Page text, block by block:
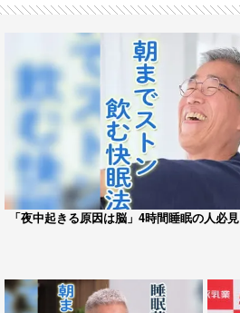
「夜中起きる原因は脳」4時間睡眠の人必見